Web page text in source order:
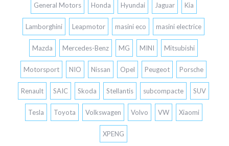
General Motors Honda Hyundai Jaguar Kia
Lamborghini Leapmotor masini eco masini electrice
Mazda Mercedes-Benz MG MINI Mitsubishi
Motorsport NIO Nissan Opel Peugeot Porsche
Renault SAIC Skoda Stellantis subcompacte SUV
Tesla Toyota Volkswagen Volvo VW Xiaomi
XPENG